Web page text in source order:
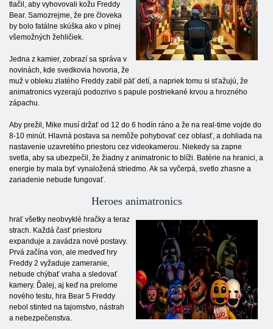
tlačil, aby vyhovovali kožu Freddy
Bear. Samozrejme, že pre človeka
by bolo fatálne skúška ako v plnej
všemožných žehličiek.
Jedna z kamier, zobrazí sa správa v
novinách, kde svedkovia hovoria, že
muž v obleku zlatého Freddy zabil päť detí, a napriek tomu si sťažujú, že
animatronics vyzerajú podozrivo s papule postriekané krvou a hrozného
zápachu.
Aby prežil, Mike musí držať od 12 do 6 hodín ráno a že na real-time vojde do
8-10 minút. Hlavná postava sa nemôže pohybovať cez oblasť, a dohliada na
nastavenie uzavretého priestoru cez videokamerou. Niekedy sa zapne
svetla, aby sa ubezpečil, že žiadny z animatronic to blíži. Batérie na hranici, a
energie by mala byť vynaložená striedmo. Ak sa vyčerpá, svetlo zhasne a
zariadenie nebude fungovať.
Heroes animatronics
hrať všetky neobvyklé hračky a teraz
strach. Každá časť priestoru
expanduje a zavádza nové postavy.
Prvá začína von, ale medveď hry
Freddy 2 vyžaduje zameranie,
nebude chýbať vraha a sledovať
kamery. Ďalej, aj keď na prelome
nového testu, hra Bear 5 Freddy
nebol stinted na tajomstvo, nástrah
a nebezpečenstva.